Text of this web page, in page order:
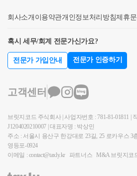
득세 규정 중에, 소득세법 제156조
았습니다. 그래서 취득세의 일시적
으로 인한 대체주택을 파는 경우에
니다.​[1주택을 소유한 1세대가 종
업시행인가 이후에 대체주택을 취
에 대체주택을 양도] – [새 주택 완
주택으로 전입하여 1년 이상 계속
시행령 제156조의2(주택과 조합원
우 1세대1주택의 특례)⑤ 국내에 1
대주택 요건을 충족*한 것으로 보
지 여부 * 기준시가 외 다른 장기
함을 전제함★주요 경력- 95,000건
및 용역- 600건 이상의 경정청구를
3,700건 이상 상담)- 전문가 플랫폼
하 QnA' 세무/회계 1위 (약 90,000
건 이상 공유)- KB금융 콘텐츠 필
울시 마을세무사- ㈜코스맥스 세
세무기획팀- ㈜iMBC 재무회계팀-
사하여 1년이상 계속 거주할 것 c.
양도 d. 종전주택은 1세대 1주택 비
보유 및 거주 등)을 충족할 것 참고로 질문자님과 관계
같습니다. 질문자님 사례에 빗대
택인 A가 재개발이 되어 대체주택
다. ▶1세대 소유의 1주택이 조합원입주권으로 전환되
어 재개발·재건축 사업시행기간
주택(대체주택)을 양도하고 아래
는 경우​ a. 사업시행인가일 이후 대체주택을 취득하고
1년 이상 거주 b. 재개발·재건축주택이 완성된 후 3년
회사소개 이용약관개인정보처리방침제휴문
혹시 세무/회계 전문가신가요?
전문가 가입안내 전문가 인증하기
고객센터
브릿지코드 주식회사 | 사업자번호 : 781-81-01811 |
J1204020210007 | 대표자명 : 박상민
주소 : 서울시 용산구 한강대로 23길, 25 로카우스 3
영등포-0924
이메일 : contact@taxly.kr
파트너스 M&A 브릿지코